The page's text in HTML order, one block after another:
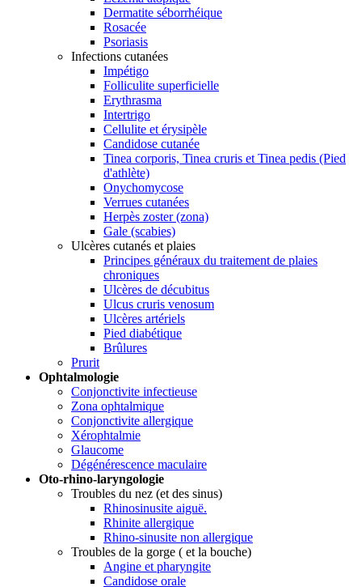
Dermatite séborrhéique
Rosacée
Psoriasis
Infections cutanées
Impétigo
Folliculite superficielle
Erythrasma
Intertrigo
Cellulite et érysipèle
Candidose cutanée
Tinea corporis, Tinea cruris et Tinea pedis (Pied
d'athlète)
Onychomycose
Verrues cutanées
Herpès zoster (zona)
Gale (scabies)
Ulcères cutanés et plaies
Principes généraux du traitement de plaies
chroniques
Ulcères de décubitus
Ulcus cruris venosum
Ulcères artériels
Pied diabétique
Brûlures
Prurit
Ophtalmologie
Conjonctivite infectieuse
Zona ophtalmique
Conjonctivite allergique
Xérophtalmie
Glaucome
Dégénérescence maculaire
Oto-rhino-laryngologie
Troubles du nez (et des sinus)
Rhinosinusite aiguë.
Rhinite allergique
Rhino-sinusite non allergique
Troubles de la gorge ( et la bouche)
Angine et pharyngite
Candidose orale